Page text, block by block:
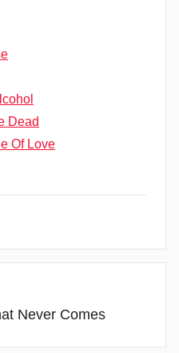
Dead
Of Love
Never Comes